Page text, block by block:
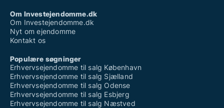
Om Investejendomme.dk
Om Investejendomme.dk
Nyt om ejendomme
Kontakt os
Populære søgninger
Erhvervsejendomme til salg København
Erhvervsejendomme til salg Sjælland
Erhvervsejendomme til salg Odense
Erhvervsejendomme til salg Esbjerg
Erhvervsejendomme til salg Næstved